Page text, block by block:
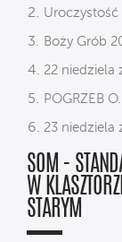
Uroczystość
Boży Grób
22 niedziela
POGRZEB
23 niedziela
SOM -
W
STARYM